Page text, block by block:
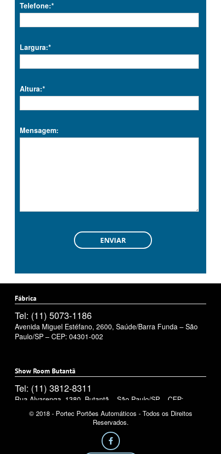
Telefone:*
Largura:*
Altura:*
Mensagem:
Fábrica
Tel: (11) 5073-1186
Avenida Miguel Estéfano, 2600, Saúde/Barra Funda – São
Paulo/SP – CEP: 04301-002
Show Room Butantã
Tel: (11) 3812-8311
Rua Alvarenga, 1380, Butantã – São Paulo/SP – CEP:
05509-002
© 2018 - Portec Portões Automáticos - Todos os Direitos
Reservados.